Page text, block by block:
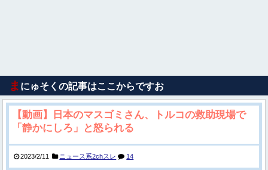
ま にゅそくの記事はここからですお
【動画】日本のマスゴミさん、トルコの救助現場で
「静かにしろ」と怒られる
2023/2/11 ニュース系2chスレ 14